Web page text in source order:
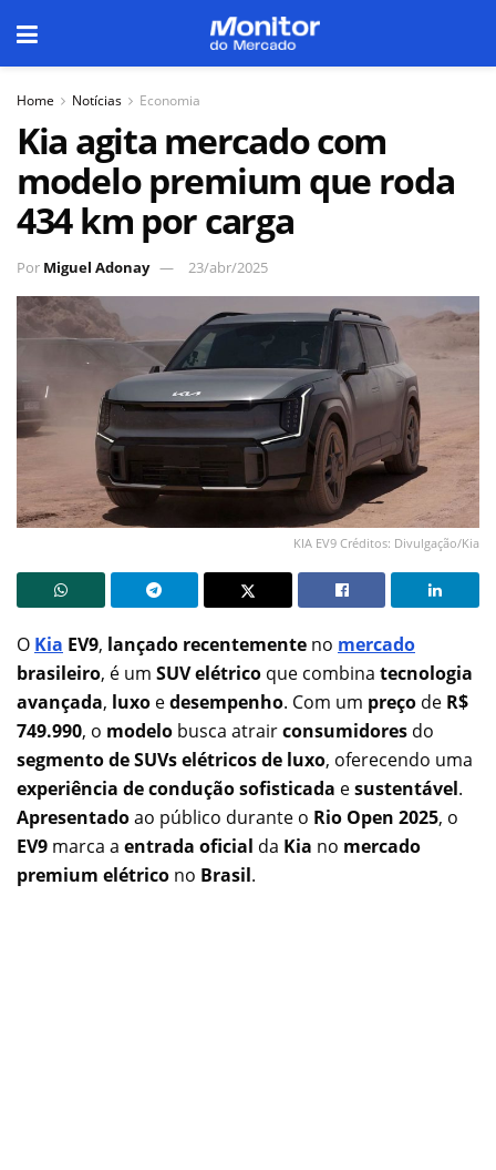
Home Notícias Economia
Kia agita mercado com
modelo premium que roda
434 km por carga
Por Miguel Adonay 23/abr/2025
KIA EV9 Créditos: Divulgação/Kia
O Kia EV9, lançado recentemente no mercado
brasileiro, é um SUV elétrico que combina tecnologia
avançada, luxo edesempenho. Com um preço de R$
749.990, o modelo busca atrairconsumidores do
segmento de SUVs elétricos de luxo, oferecendo uma
experiência de condução sofisticada esustentável.
Apresentadoao público durante o Rio Open 2025, o
EV9 marca a entrada oficial da Kia no mercado
premium elétrico no Brasil.